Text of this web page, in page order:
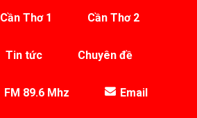
Cần Thơ 1 Cần Thơ 2
Tin tức Chuyên đề
FM 89.6 Mhz Email